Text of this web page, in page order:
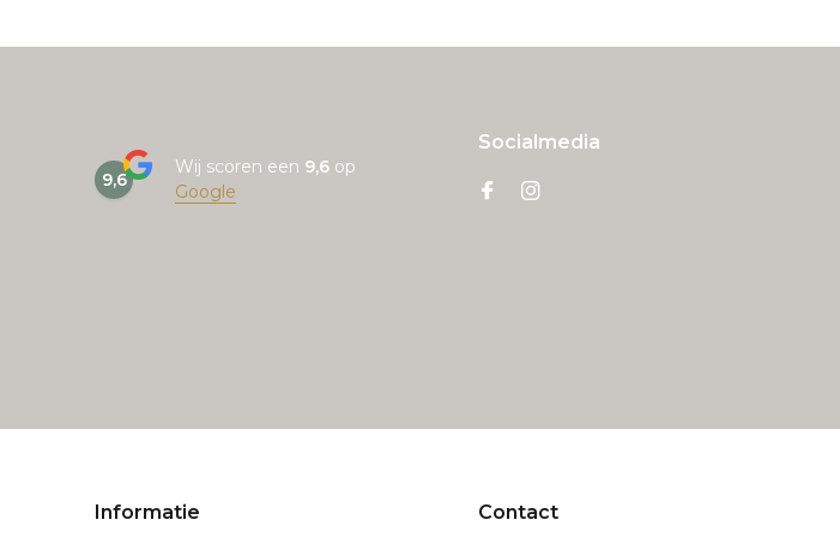
9,6
Wij scoren een 9,6 op
Google
Socialmedia
Informatie Contact